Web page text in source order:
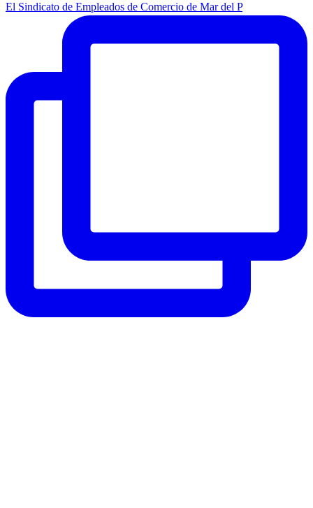
El Sindicato de Empleados de Comercio de Mar del P